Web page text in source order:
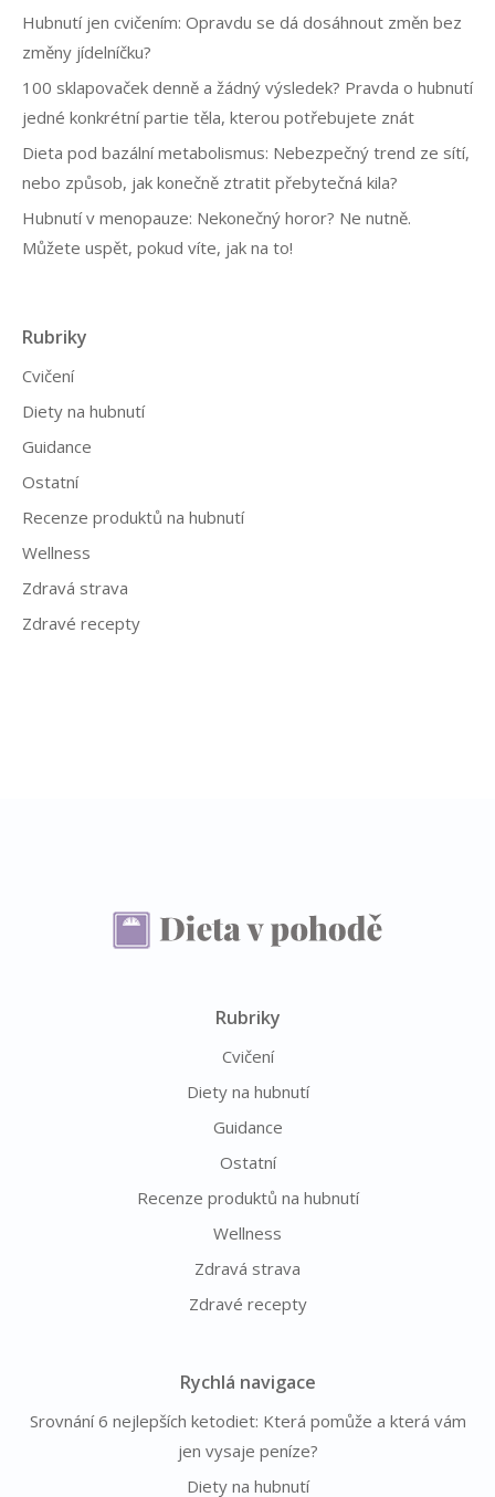
a
c
e
p
ř
í
s
v
k
ů
Hubnutí jen cvičením: Opravdu se dá dosáhnout změn bez
změny jídelníčku?
100 sklapovaček denně a žádný výsledek? Pravda o hubnutí
jedné konkrétní partie těla, kterou potřebujete znát
Dieta pod bazální metabolismus: Nebezpečný trend ze sítí,
nebo způsob, jak konečně ztratit přebytečná kila?
Hubnutí v menopauze: Nekonečný horor? Ne nutně.
Můžete uspět, pokud víte, jak na to!
Rubriky
Cvičení
Diety na hubnutí
Guidance
Ostatní
Recenze produktů na hubnutí
Wellness
Zdravá strava
Zdravé recepty
Rubriky
Cvičení
Diety na hubnutí
Guidance
Ostatní
Recenze produktů na hubnutí
Wellness
Zdravá strava
Zdravé recepty
Rychlá navigace
Srovnání 6 nejlepších ketodiet: Která pomůže a která vám
jen vysaje peníze?
Diety na hubnutí